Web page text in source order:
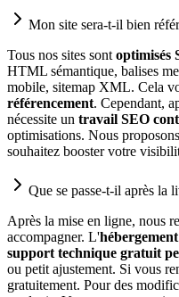
Mon site sera-t-il bien
Tous nos sites sont optimisés
HTML sémantique, balises
mobile, sitemap XML. Cela
référencement. Cependant,
nécessite un travail SEO
optimisations. Nous
souhaitez booster votre
Que se passe-t-il après la
Après la mise en ligne, nous
accompagner. L'
support technique gratuit
ou petit ajustement. Si vous
gratuitement. Pour des